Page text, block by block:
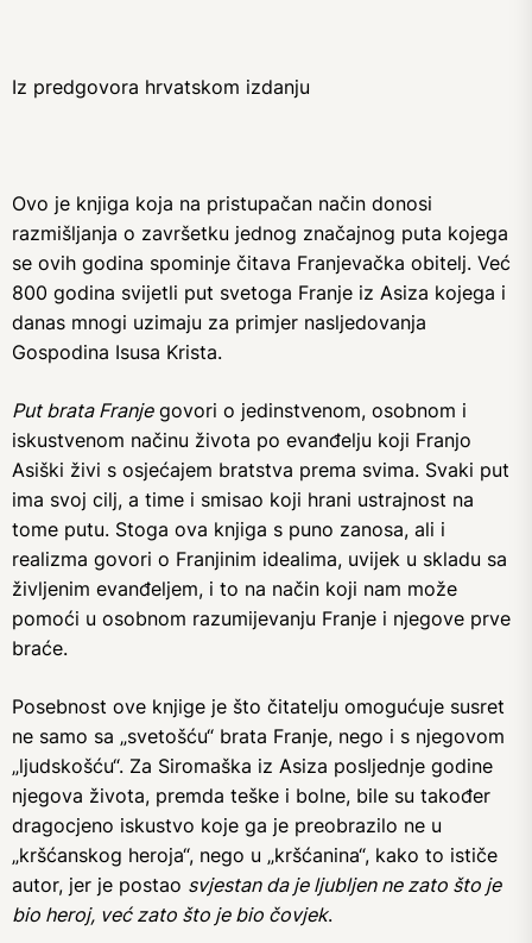
Iz predgovora hrvatskom izdanju
Ovo je knjiga koja na pristupačan način donosi
razmišljanja o završetku jednog značajnog puta kojega
se ovih godina spominje čitava Franjevačka obitelj. Već
800 godina svijetli put svetoga Franje iz Asiza kojega i
danas mnogi uzimaju za primjer nasljedovanja
Gospodina Isusa Krista.
Put brata Franjegovori o jedinstvenom, osobnom i
iskustvenom načinu života po evanđelju koji Franjo
Asiški živi s osjećajem bratstva prema svima. Svaki put
ima svoj cilj, a time i smisao koji hrani ustrajnost na
tome putu. Stoga ova knjiga s puno zanosa, ali i
realizma govori o Franjinim idealima, uvijek u skladu sa
življenim evanđeljem, i to na način koji nam može
pomoći u osobnom razumijevanju Franje i njegove prve
braće.
Posebnost ove knjige je što čitatelju omogućuje susret
ne samo sa „svetošću“ brata Franje, nego i s njegovom
„ljudskošću“. Za Siromaška iz Asiza posljednje godine
njegova života, premda teške i bolne, bile su također
dragocjeno iskustvo koje ga je preobrazilo ne u
„kršćanskog heroja“, nego u „kršćanina“, kako to ističe
autor, jer je postao svjestan da je ljubljen ne zato što je
bio heroj, već zato što je bio čovjek.